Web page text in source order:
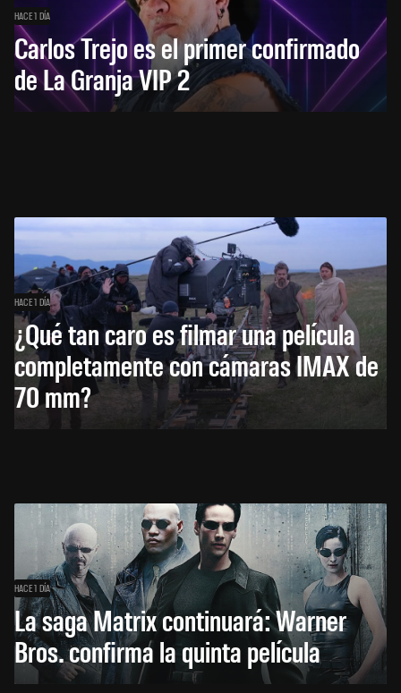
HACE 1 DÍA
Carlos Trejo es el primer confirmado
de La Granja VIP 2
HACE 1 DÍA
¿Qué tan caro es filmar una película
completamente con cámaras IMAX de
70 mm?
HACE 1 DÍA
La saga Matrix continuará: Warner
Bros. confirma la quinta película